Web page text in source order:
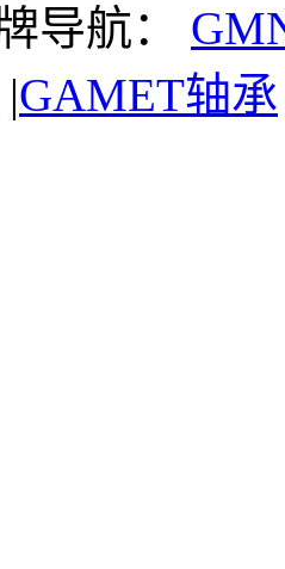
导航：
|GAMET轴承